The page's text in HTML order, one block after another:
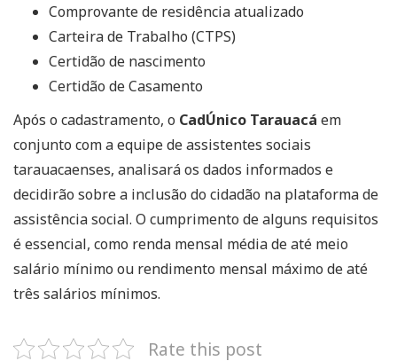
Comprovante de residência atualizado
Carteira de Trabalho (CTPS)
Certidão de nascimento
Certidão de Casamento
Após o cadastramento, o CadÚnico Tarauacá em
conjunto com a equipe de assistentes sociais
tarauacaenses, analisará os dados informados e
decidirão sobre a inclusão do cidadão na plataforma de
assistência social. O cumprimento de alguns requisitos
é essencial, como renda mensal média de até meio
salário mínimo ou rendimento mensal máximo de até
três salários mínimos.
Rate this post